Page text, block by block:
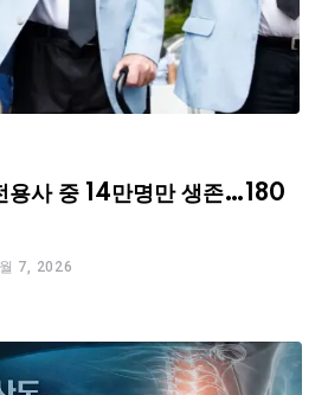
용사 중 14만명만 생존…180
7, 2026